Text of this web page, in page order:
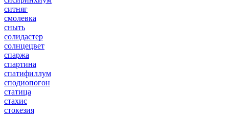
ситняг
смолевка
сныть
солидастер
солнцецвет
спаржа
спартина
спатифиллум
сподиопогон
статица
стахис
стокезия